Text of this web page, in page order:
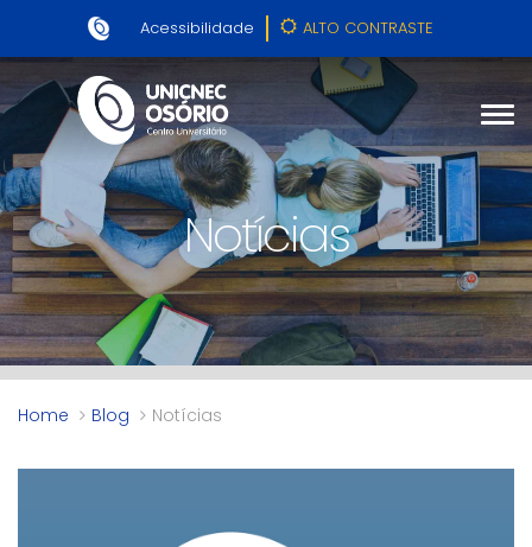
Acessibilidade ALTO CONTRASTE
Notícias
Home Blog Notícias